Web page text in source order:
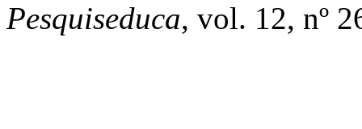
Pesquiseduca, vol. 12, nº